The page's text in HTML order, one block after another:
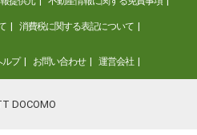
消費税に関する表記について
ルプ お問い合わせ 運営会社
DOCOMO